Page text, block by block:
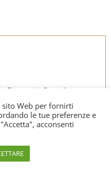
Pharmacie, Serra di
Web per fornirti
le tue preferenze e
acconsenti